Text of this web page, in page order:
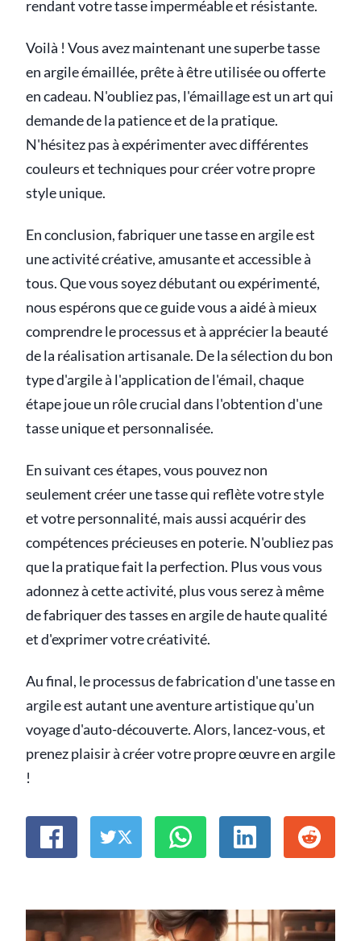
rendant votre tasse imperméable et résistante.
Voilà ! Vous avez maintenant une superbe tasse
en argile émaillée, prête à être utilisée ou offerte
en cadeau. N'oubliez pas, l'émaillage est un art qui
demande de la patience et de la pratique.
N'hésitez pas à expérimenter avec différentes
couleurs et techniques pour créer votre propre
style unique.
En conclusion, fabriquer une tasse en argile est
une activité créative, amusante et accessible à
tous. Que vous soyez débutant ou expérimenté,
nous espérons que ce guide vous a aidé à mieux
comprendre le processus et à apprécier la beauté
de la réalisation artisanale. De la sélection du bon
type d'argile à l'application de l'émail, chaque
étape joue un rôle crucial dans l'obtention d'une
tasse unique et personnalisée.
En suivant ces étapes, vous pouvez non
seulement créer une tasse qui reflète votre style
et votre personnalité, mais aussi acquérir des
compétences précieuses en poterie. N'oubliez pas
que la pratique fait la perfection. Plus vous vous
adonnez à cette activité, plus vous serez à même
de fabriquer des tasses en argile de haute qualité
et d'exprimer votre créativité.
Au final, le processus de fabrication d'une tasse en
argile est autant une aventure artistique qu'un
voyage d'auto-découverte. Alors, lancez-vous, et
prenez plaisir à créer votre propre œuvre en argile
!